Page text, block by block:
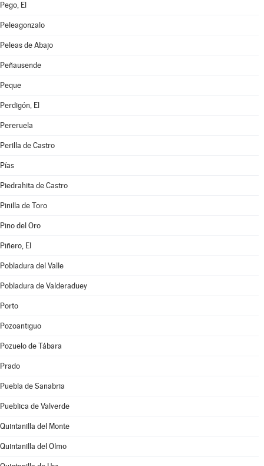
Pego, El
Peleagonzalo
Peleas de Abajo
Peñausende
Peque
Perdigón, El
Pereruela
Perilla de Castro
Pías
Piedrahita de Castro
Pinilla de Toro
Pino del Oro
Piñero, El
Pobladura del Valle
Pobladura de Valderaduey
Porto
Pozoantiguo
Pozuelo de Tábara
Prado
Puebla de Sanabria
Pueblica de Valverde
Quintanilla del Monte
Quintanilla del Olmo